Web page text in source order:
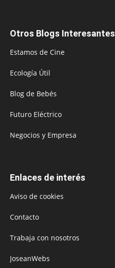
Otros Blogs Interesantes
Estamos de Cine
Ecología Útil
Blog de Bebés
Futuro Eléctrico
Negocios y Empresa
Enlaces de interés
Aviso de cookies
Contacto
Trabaja con nosotros
JoseanWebs